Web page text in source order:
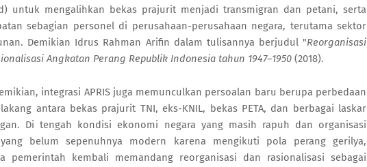
untuk mengalihkan bekas prajurit menjadi transmigran dan petani, serta
sebagian personel di perusahaan-perusahaan negara, terutama sektor
Demikian Idrus Rahman Arifin dalam tulisannya berjudul "Reorganisasi
Angkatan Perang Republik Indonesia tahun 1947–1950 (2018).
integrasi APRIS juga memunculkan persoalan baru berupa perbedaan
antara bekas prajurit TNI, eks-KNIL, bekas PETA, dan berbagai laskar
Di tengah kondisi ekonomi negara yang masih rapuh dan organisasi
belum sepenuhnya modern karena mengikuti pola perang gerilya,
pemerintah kembali memandang reorganisasi dan rasionalisasi sebagai